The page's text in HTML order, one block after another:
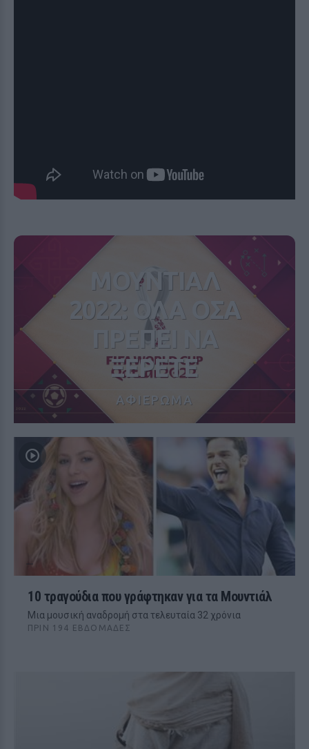
ΜΟΥΝΤΙΑΛ
2022: ΟΛΑ ΟΣΑ
ΠΡΕΠΕΙ ΝΑ
ΞΕΡΕΤΕ
ΑΦΙΕΡΩΜΑ
10 τραγούδια που γράφτηκαν για τα Μουντιάλ
Μια μουσική αναδρομή στα τελευταία 32 χρόνια
ΠΡΙΝ 194 ΕΒΔΟΜΆΔΕΣ